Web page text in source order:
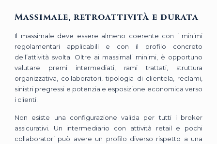
Massimale, retroattività e durata
Il massimale deve essere almeno coerente con i minimi
regolamentari applicabili e con il profilo concreto
dell’attività svolta. Oltre ai massimali minimi, è opportuno
valutare premi intermediati, rami trattati, struttura
organizzativa, collaboratori, tipologia di clientela, reclami,
sinistri pregressi e potenziale esposizione economica verso
i clienti.
Non esiste una configurazione valida per tutti i broker
assicurativi. Un intermediario con attività retail e pochi
collaboratori può avere un profilo diverso rispetto a una